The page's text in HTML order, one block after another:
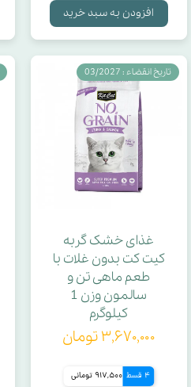
افزودن به سبد خرید
غذای خشک گربه
کیت کت بدون غلات با
طعم ماهی تن و
سالمون وزن 1
کیلوگرم
۳,۶۷۰,۰۰۰ تومان
4 قسط 917,500 تومانی
تاریخ انقضاء : 03/2027